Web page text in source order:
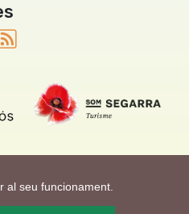
al seu funcionament.